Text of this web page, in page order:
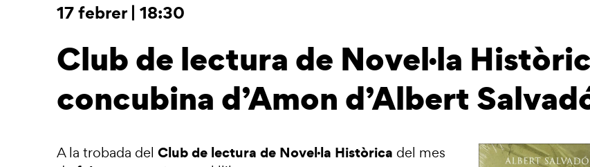
17 febrer | 18:30
Club de lectura de Novel·la
concubina d’Amon d’Albert
A la trobada del Club de lectura de Novel·la Històrica del mes